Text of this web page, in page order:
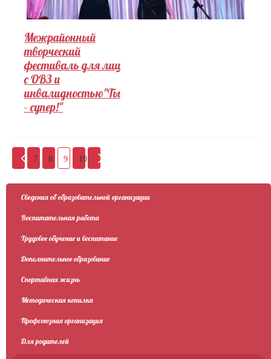
Межрайонный
творческий
фестиваль для лиц
с ОВЗ и
инвалидностью"Ты
- супер!"
7 8 9 10
Сведения об образовательной организации
Воспитательная работа
Трудовое обучение и воспитание
Дополнительное образование
Спортивная жизнь
Методическая копилка
Профсоюзная организация
Для родителей